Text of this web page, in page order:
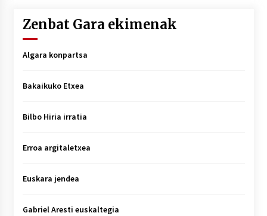
Zenbat Gara ekimenak
Algara konpartsa
Bakaikuko Etxea
Bilbo Hiria irratia
Erroa argitaletxea
Euskara jendea
Gabriel Aresti euskaltegia